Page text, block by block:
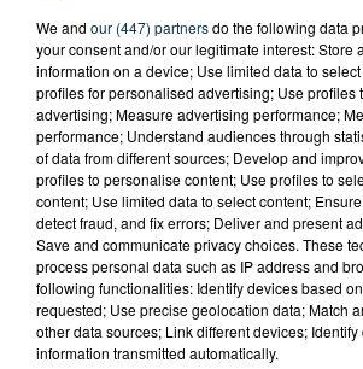
Date
du27 juin 2026 à
au27 juin 2026 à
Lieu 42370St-Haon-
Tarif Gratuit
We and our (447) partnersdo the following data
your consent and/or our legitimate interest: Store
information on a device; Use limited data to
profiles for personalised advertising; Use profiles
advertising; Measure advertising performance;
performance; Understand audiences through
of data from different sources; Develop and
profiles to personalise content; Use profiles to
content; Use limited data to select content;
detect fraud, and fix errors; Deliver and present
Save and communicate privacy choices. These
process personal data such as IP address and
following functionalities: Identify devices based
requested; Use precise geolocation data; Match
other data sources; Link different devices;
information transmitted automatically.